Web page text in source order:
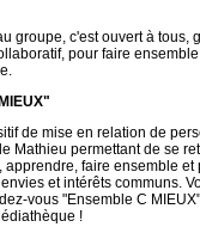
groupe, c'est ouvert à tous,
pour faire
de mise en relation de
Mathieu permettant de se
apprendre, faire ensemble et
et intérêts communs.
vous "Ensemble C
!